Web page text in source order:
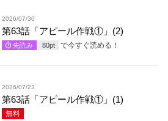
2026/07/30
第63話「アピール作戦①」(2)
先読み 80pt で今すぐ読める！
2026/07/23
第63話「アピール作戦①」(1)
無料